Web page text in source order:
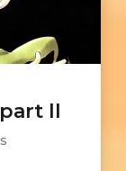
II